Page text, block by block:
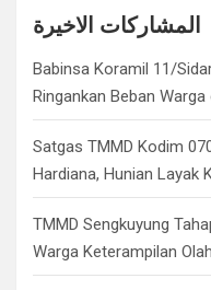
c
المشاركات الاخيرة
Babinsa Koramil 11/
Ringankan Beban
Satgas TMMD Kodim
Hardiana, Hunian Layak
TMMD Sengkuyung
Warga Keterampilan